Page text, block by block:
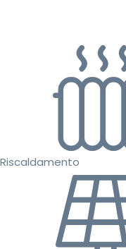
Riscaldamento